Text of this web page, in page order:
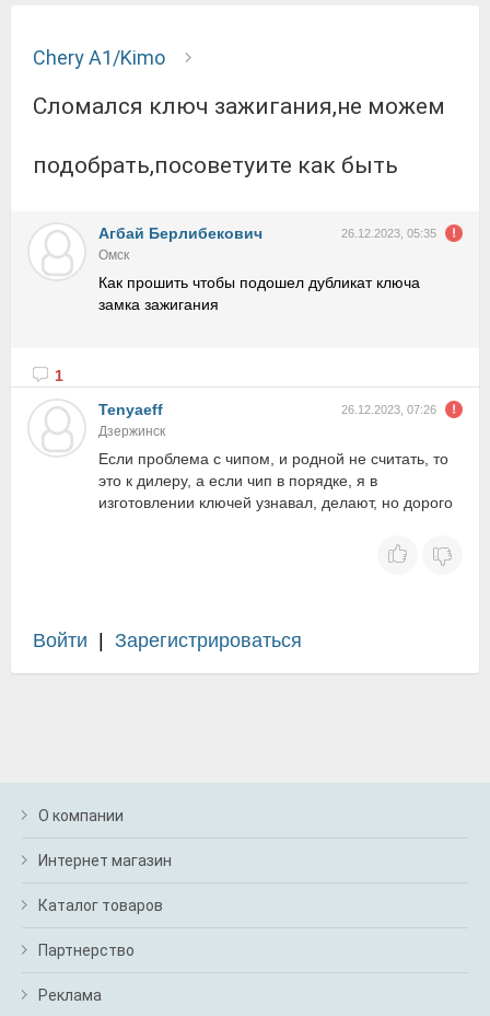
Chery A1/Kimo
Сломался ключ зажигания,не можем
подобрать,посоветуите как быть
Агбай Берлибекович 26.12.2023, 05:35
Омск
Как прошить чтобы подошел дубликат ключа
замка зажигания
1
Tenyaeff
26.12.2023, 07:26
Дзержинск
Если проблема с чипом, и родной не считать, то
это к дилеру, а если чип в порядке, я в
изготовлении ключей узнавал, делают, но дорого
Войти Зарегистрироваться
О компании
Интернет магазин
Каталог товаров
Партнерство
Реклама